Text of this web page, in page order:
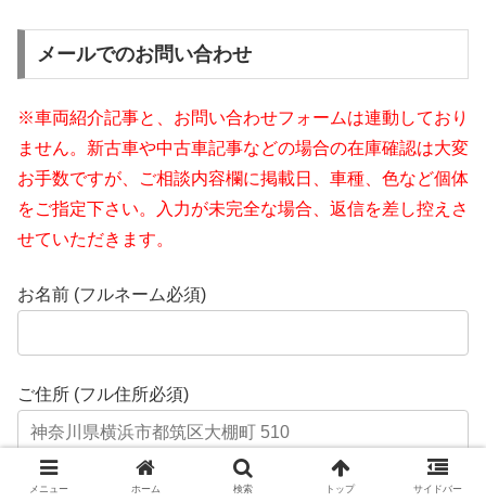
メールでのお問い合わせ
※車両紹介記事と、お問い合わせフォームは連動しており
ません。新古車や中古車記事などの場合の在庫確認は大変
お手数ですが、ご相談内容欄に掲載日、車種、色など個体
をご指定下さい。入力が未完全な場合、返信を差し控えさ
せていただきます。
お名前 (フルネーム必須)
ご住所 (フル住所必須)
メールアドレス (必須)
メニュー ホーム 検索 トップ サイドバー